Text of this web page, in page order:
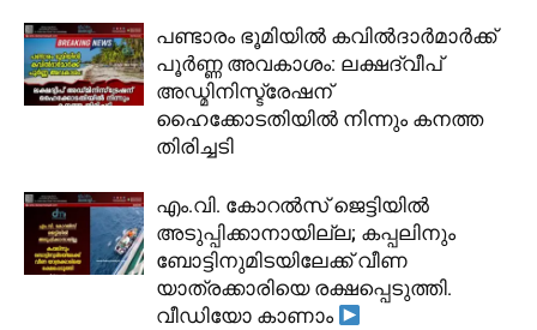
പണ്ടാരം ഭൂമിയിൽ കവിൽദാർമാർക്ക്
പൂർണ്ണ അവകാശം: ലക്ഷദ്വീപ്
അഡ്മിനിസ്ട്രേഷന്
ഹൈക്കോടതിയിൽ നിന്നും കനത്ത
തിരിച്ചടി
​എം.വി. കോറൽസ് ജെട്ടിയിൽ
അടുപ്പിക്കാനായില്ല; കപ്പലിനും
ബോട്ടിനുമിടയിലേക്ക് വീണ
യാത്രക്കാരിയെ രക്ഷപ്പെടുത്തി.
വീഡിയോ കാണാം